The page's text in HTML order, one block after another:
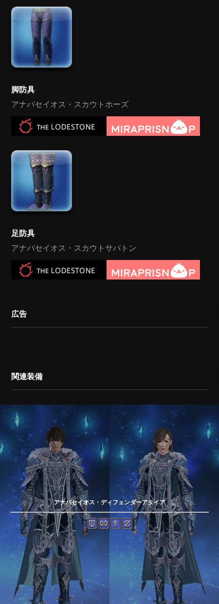
脚防具
アナバセイオス・スカウトホーズ
足防具
アナバセイオス・スカウトサバトン
広告
関連装備
アナバセイオス・ディフェンダーアタイア